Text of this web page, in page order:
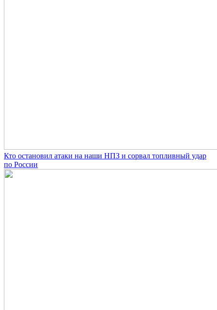
Кто остановил атаки на наши НПЗ и сорвал топливный удар
по России